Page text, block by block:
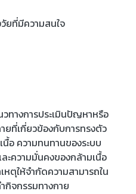
ยที่มีความสนใจ
วทางการประเมินปัญหาหรือ
ยที่เกี่ยวข้องกับการทรงตัว
อ ความทนทานของระบบ
ะความมั่นคงของกล้ามเนื้อ
ตุให้จำกัดความสามารถใน
กิจกรรมทางกาย